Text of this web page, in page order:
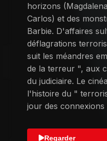
horizons
Carlos) et des
Barbie. D'affaires
déflagrations
suit les méandres
de la terreur ", aux
du judiciaire. Le
l'histoire du "
jour des
Regarder